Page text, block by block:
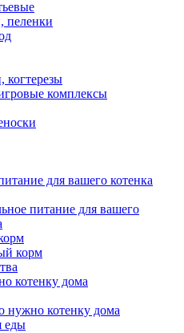
пеленки
когтерезы
комплексы
для вашего котенка
питание для вашего
корм
котенку дома
нужно котенку дома
еды